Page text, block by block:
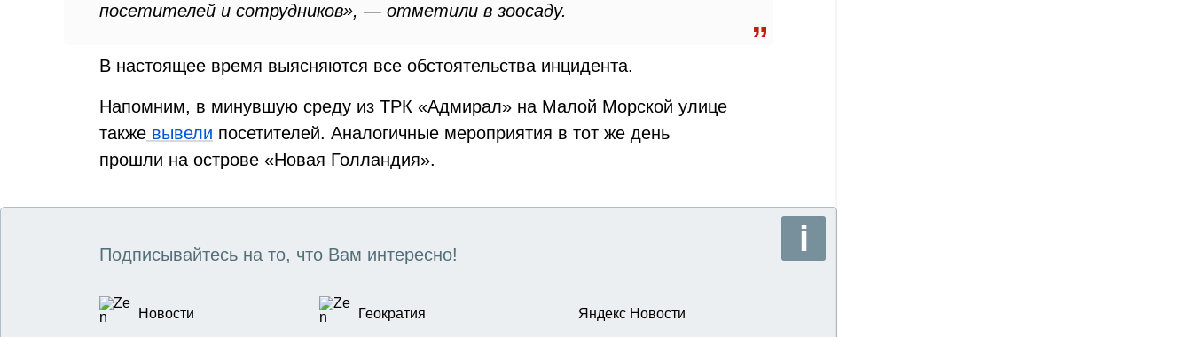
посетителей и сотрудников», — отметили в зоосаду.
В настоящее время выясняются все обстоятельства инцидента.
Напомним, в минувшую среду из ТРК «Адмирал» на Малой Морской улице
также вывели посетителей. Аналогичные мероприятия в тот же день
прошли на острове «Новая Голландия».
Подписывайтесь на то, что Вам интересно!
Новости Геократия Яндекс Новости